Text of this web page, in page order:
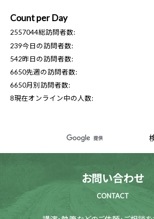
Count per Day
2557044総訪問者数:
239今日の訪問者数:
542昨日の訪問者数:
6650先週の訪問者数:
6650月別訪問者数:
8現在オンライン中の人数:
お問い合わせ
CONTACT